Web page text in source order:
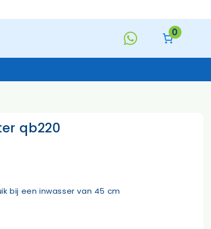
0
Keukentextiel
qb220
bij een inwasser van 45 cm
qb220